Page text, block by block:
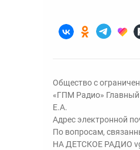
Общество с
«ГПМ Радио»
Е.А.
Адрес электронной
По вопросам,
НА ДЕТСКОЕ РАДИО